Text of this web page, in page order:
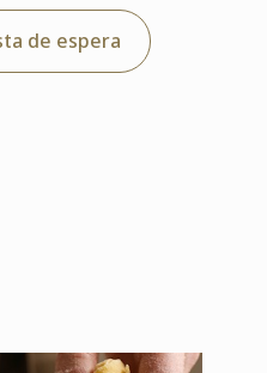
de espera